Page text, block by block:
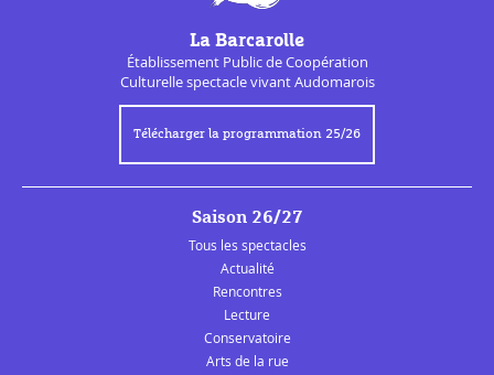
La Barcarolle
Établissement Public deCoopération
Culturellespectacle vivant Audomarois
Télécharger la programmation 25/26
Saison 26/27
Tous les spectacles
Actualité
Rencontres
Lecture
Conservatoire
Arts de la rue